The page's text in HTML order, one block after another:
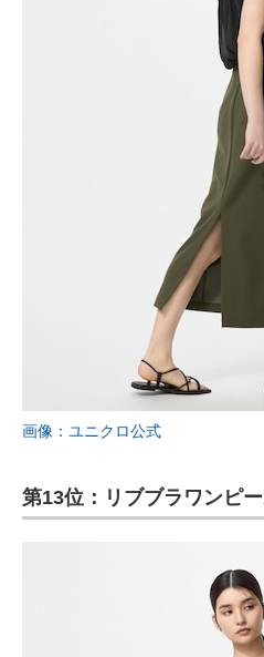
画像：ユニクロ公式
第13位：リブブラワンピ